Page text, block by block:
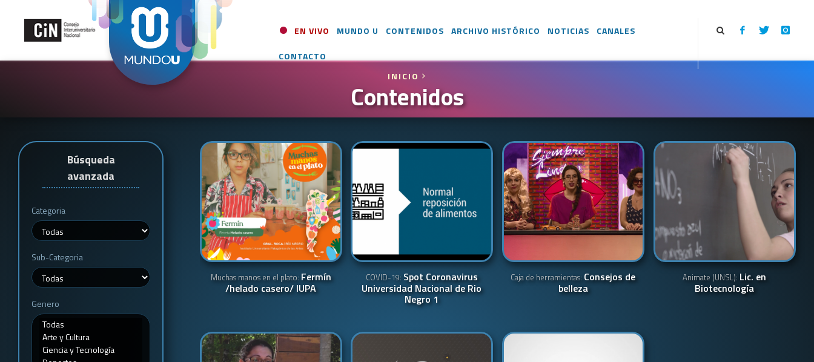
EN VIVO MUNDO U CONTENIDOS ARCHIVO HISTÓRICO NOTICIAS
CANALES
CONTACTO
INICIO
Contenidos
Muchas manos en el plato: Fermín
/helado casero/ IUPA
COVID-19: Spot Coronavirus
Universidad Nacional de Rio
Negro 1
Caja de herramientas: Consejos de
belleza
Animate (UNSL): Lic. en
Biotecnología
Búsqueda
avanzada
Categoria
Sub-Categoria
Genero